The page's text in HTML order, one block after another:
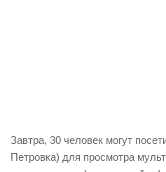
Завтра, 30 человек могут
Петровка) для просмотра